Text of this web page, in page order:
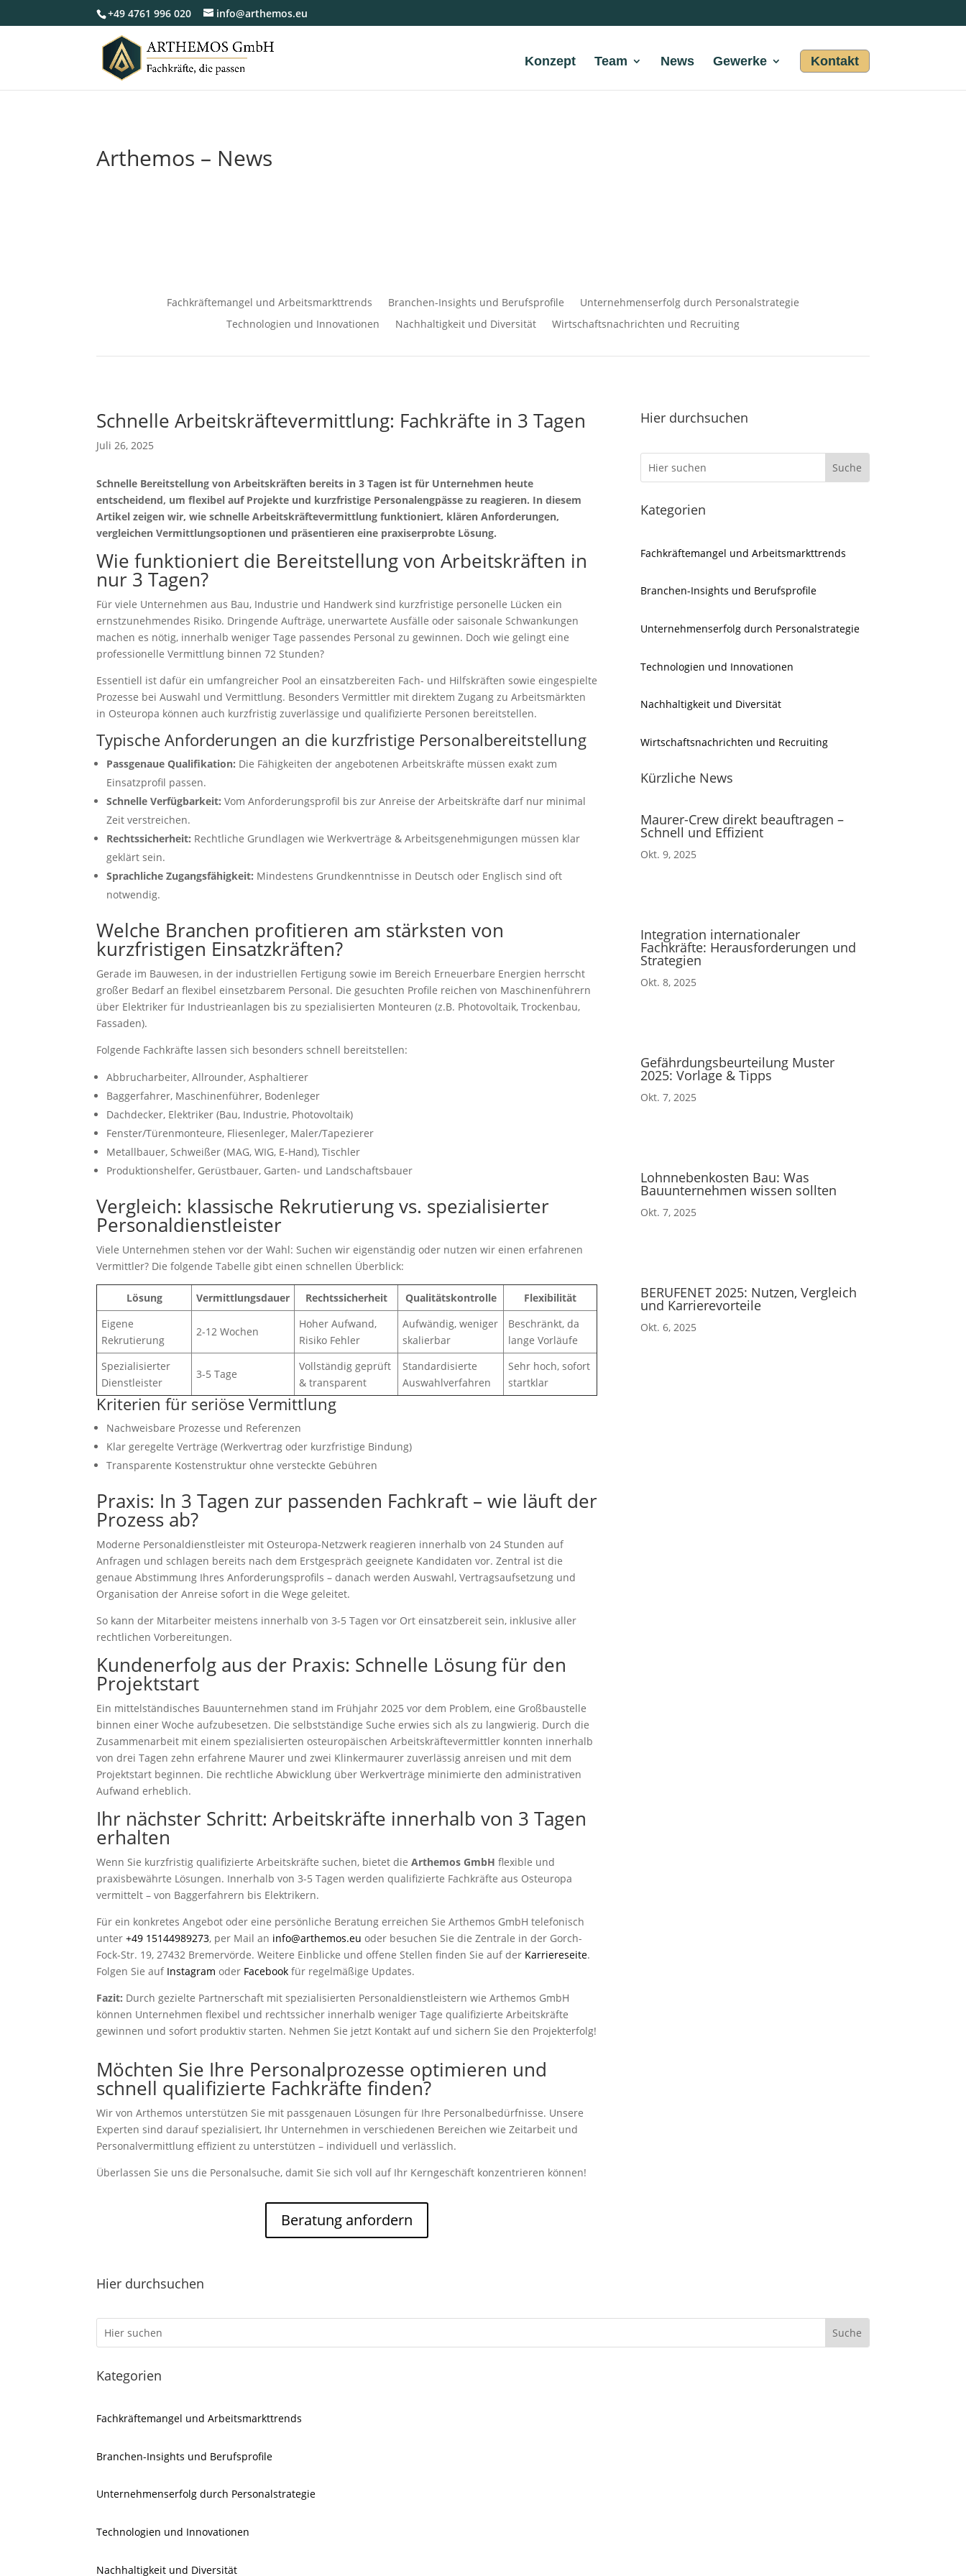
+49 4761 996 020 info@arthemos.eu
Konzept Team News Gewerke Kontakt
Arthemos – News
Fachkräftemangel und Arbeitsmarkttrends Branchen-Insights und Berufsprofile
Unternehmenserfolg durch Personalstrategie
Technologien und Innovationen
Nachhaltigkeit und Diversität Wirtschaftsnachrichten und Recruiting
Schnelle Arbeitskräftevermittlung: Fachkräfte in 3 Tagen
Juli 26, 2025
Schnelle Bereitstellung von Arbeitskräften bereits in 3 Tagen ist für Unternehmen heute
entscheidend, um flexibel auf Projekte und kurzfristige Personalengpässe zu reagieren. In diesem
Artikel zeigen wir, wie schnelle Arbeitskräftevermittlung funktioniert, klären Anforderungen,
vergleichen Vermittlungsoptionen und präsentieren eine praxiserprobte Lösung.
Wie funktioniert die Bereitstellung von Arbeitskräften in
nur 3 Tagen?
Für viele Unternehmen aus Bau, Industrie und Handwerk sind kurzfristige personelle Lücken ein
ernstzunehmendes Risiko. Dringende Aufträge, unerwartete Ausfälle oder saisonale Schwankungen
machen es nötig, innerhalb weniger Tage passendes Personal zu gewinnen. Doch wie gelingt eine
professionelle Vermittlung binnen 72 Stunden?
Essentiell ist dafür ein umfangreicher Pool an einsatzbereiten Fach- und Hilfskräften sowie eingespielte
Prozesse bei Auswahl und Vermittlung. Besonders Vermittler mit direktem Zugang zu Arbeitsmärkten
in Osteuropa können auch kurzfristig zuverlässige und qualifizierte Personen bereitstellen.
Typische Anforderungen an die kurzfristige Personalbereitstellung
Passgenaue Qualifikation: Die Fähigkeiten der angebotenen Arbeitskräfte müssen exakt zum
Einsatzprofil passen.
Schnelle Verfügbarkeit: Vom Anforderungsprofil bis zur Anreise der Arbeitskräfte darf nur minimal
Zeit verstreichen.
Rechtssicherheit: Rechtliche Grundlagen wie Werkverträge & Arbeitsgenehmigungen müssen klar
geklärt sein.
Sprachliche Zugangsfähigkeit: Mindestens Grundkenntnisse in Deutsch oder Englisch sind oft
notwendig.
Welche Branchen profitieren am stärksten von
kurzfristigen Einsatzkräften?
Gerade im Bauwesen, in der industriellen Fertigung sowie im Bereich Erneuerbare Energien herrscht
großer Bedarf an flexibel einsetzbarem Personal. Die gesuchten Profile reichen von Maschinenführern
über Elektriker für Industrieanlagen bis zu spezialisierten Monteuren (z.B. Photovoltaik, Trockenbau,
Fassaden).
Folgende Fachkräfte lassen sich besonders schnell bereitstellen:
Abbrucharbeiter, Allrounder, Asphaltierer
Baggerfahrer, Maschinenführer, Bodenleger
Dachdecker, Elektriker (Bau, Industrie, Photovoltaik)
Fenster/Türenmonteure, Fliesenleger, Maler/Tapezierer
Metallbauer, Schweißer (MAG, WIG, E-Hand), Tischler
Produktionshelfer, Gerüstbauer, Garten- und Landschaftsbauer
Vergleich: klassische Rekrutierung vs. spezialisierter
Personaldienstleister
Viele Unternehmen stehen vor der Wahl: Suchen wir eigenständig oder nutzen wir einen erfahrenen
Vermittler? Die folgende Tabelle gibt einen schnellen Überblick:
Lösung Vermittlungsdauer Rechtssicherheit Qualitätskontrolle
Flexibilität
Eigene
Rekrutierung
2-12 Wochen
Hoher Aufwand,
Risiko Fehler
Aufwändig, weniger
skalierbar
Beschränkt, da
lange Vorläufe
Spezialisierter
Dienstleister
3-5 Tage
Vollständig geprüft
& transparent
Standardisierte
Auswahlverfahren
Sehr hoch, sofort
startklar
Kriterien für seriöse Vermittlung
Nachweisbare Prozesse und Referenzen
Klar geregelte Verträge (Werkvertrag oder kurzfristige Bindung)
Transparente Kostenstruktur ohne versteckte Gebühren
Praxis: In 3 Tagen zur passenden Fachkraft – wie läuft der
Prozess ab?
Moderne Personaldienstleister mit Osteuropa-Netzwerk reagieren innerhalb von 24 Stunden auf
Anfragen und schlagen bereits nach dem Erstgespräch geeignete Kandidaten vor. Zentral ist die
genaue Abstimmung Ihres Anforderungsprofils – danach werden Auswahl, Vertragsaufsetzung und
Organisation der Anreise sofort in die Wege geleitet.
So kann der Mitarbeiter meistens innerhalb von 3-5 Tagen vor Ort einsatzbereit sein, inklusive aller
rechtlichen Vorbereitungen.
Kundenerfolg aus der Praxis: Schnelle Lösung für den
Projektstart
Ein mittelständisches Bauunternehmen stand im Frühjahr 2025 vor dem Problem, eine Großbaustelle
binnen einer Woche aufzubesetzen. Die selbstständige Suche erwies sich als zu langwierig. Durch die
Zusammenarbeit mit einem spezialisierten osteuropäischen Arbeitskräftevermittler konnten innerhalb
von drei Tagen zehn erfahrene Maurer und zwei Klinkermaurer zuverlässig anreisen und mit dem
Projektstart beginnen. Die rechtliche Abwicklung über Werkverträge minimierte den administrativen
Aufwand erheblich.
Ihr nächster Schritt: Arbeitskräfte innerhalb von 3 Tagen
erhalten
Wenn Sie kurzfristig qualifizierte Arbeitskräfte suchen, bietet dieArthemos GmbH flexible und
praxisbewährte Lösungen. Innerhalb von 3-5 Tagen werden qualifizierte Fachkräfte aus Osteuropa
vermittelt – von Baggerfahrern bis Elektrikern.
Für ein konkretes Angebot oder eine persönliche Beratung erreichen Sie Arthemos GmbH telefonisch
unter+49 15144989273, per Mail an info@arthemos.eu oder besuchen Sie die Zentrale in der Gorch-
Fock-Str. 19, 27432 Bremervörde. Weitere Einblicke und offene Stellen finden Sie auf der Karriereseite.
Folgen Sie auf Instagram oder Facebook für regelmäßige Updates.
Fazit: Durch gezielte Partnerschaft mit spezialisierten Personaldienstleistern wie Arthemos GmbH
können Unternehmen flexibel und rechtssicher innerhalb weniger Tage qualifizierte Arbeitskräfte
gewinnen und sofort produktiv starten. Nehmen Sie jetzt Kontakt auf und sichern Sie den Projekterfolg!
Möchten Sie Ihre Personalprozesse optimieren und
schnell qualifizierte Fachkräfte finden?
Wir von Arthemos unterstützen Sie mit passgenauen Lösungen für Ihre Personalbedürfnisse. Unsere
Experten sind darauf spezialisiert, Ihr Unternehmen in verschiedenen Bereichen wie Zeitarbeit und
Personalvermittlung effizient zu unterstützen – individuell und verlässlich.
Überlassen Sie uns die Personalsuche, damit Sie sich voll auf Ihr Kerngeschäft konzentrieren können!
Beratung anfordern
Hier durchsuchen
Kategorien
Fachkräftemangel und Arbeitsmarkttrends
Branchen-Insights und Berufsprofile
Unternehmenserfolg durch Personalstrategie
Technologien und Innovationen
Nachhaltigkeit und Diversität
Wirtschaftsnachrichten und Recruiting
Kürzliche News
Maurer-Crew direkt beauftragen –
Schnell und Effizient
Okt. 9, 2025
Integration internationaler
Fachkräfte: Herausforderungen und
Strategien
Okt. 8, 2025
Gefährdungsbeurteilung Muster
2025: Vorlage & Tipps
Okt. 7, 2025
Lohnnebenkosten Bau: Was
Bauunternehmen wissen sollten
Okt. 7, 2025
BERUFENET 2025: Nutzen, Vergleich
und Karrierevorteile
Okt. 6, 2025
Hier durchsuchen
Kategorien
Fachkräftemangel und Arbeitsmarkttrends
Branchen-Insights und Berufsprofile
Unternehmenserfolg durch Personalstrategie
Technologien und Innovationen
Nachhaltigkeit und Diversität